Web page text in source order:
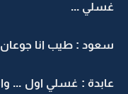
غسلي ...
سعود : طيب انا
عابدة : غسلي اول ...